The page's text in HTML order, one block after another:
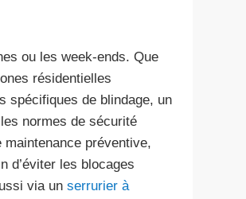
ou les week-ends. Que
résidentielles
spécifiques de blindage, un
normes de sécurité
préventive,
d’éviter les blocages
via un serrurier à